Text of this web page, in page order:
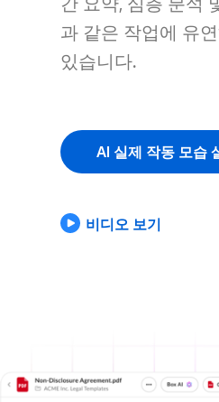
과 같은 작업에 유
있습니다.
AI 실제 작동 모습
비디오 보기